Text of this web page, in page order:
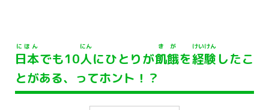
日本
にほん
でも10人
にん
にひとりが飢餓
きが
を経験
けいけん
したこ
とがある、ってホント！？